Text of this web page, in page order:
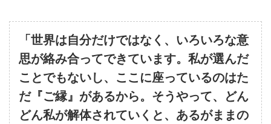
「世界は自分だけではなく、いろいろな意
思が絡み合ってできています。私が選んだ
ことでもないし、ここに座っているのはた
だ『ご縁』があるから。そうやって、どん
どん私が解体されていくと、あるがままの